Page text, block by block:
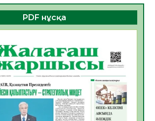
таныстырылымы өтті
18 0
72,3%-ы жаңа
дауыс беруге дайын
19
– ҚОҒАМ ДАМУЫНА
ҮЛЕС
26
PDF нұсқа